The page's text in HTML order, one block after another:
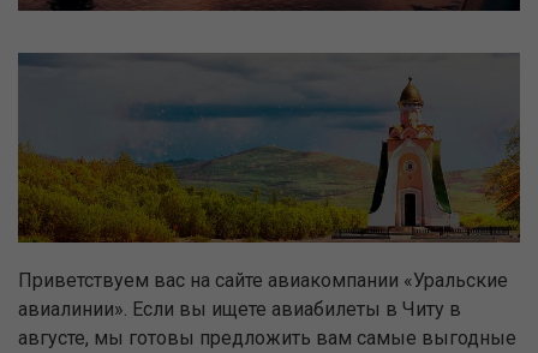
Приветствуем вас на сайте авиакомпании «Уральские
авиалинии». Если вы ищете авиабилеты в Читу в
августе, мы готовы предложить вам самые выгодные